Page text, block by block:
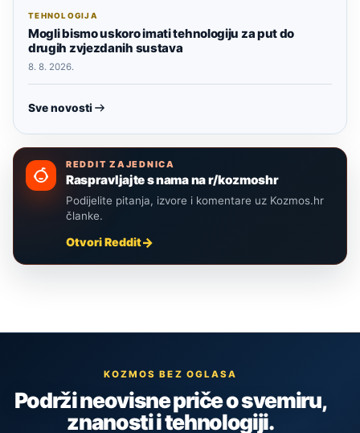
TEHNOLOGIJA
Mogli bismo uskoro imati tehnologiju za put do
drugih zvjezdanih sustava
8. 8. 2026.
Sve novosti
REDDIT ZAJEDNICA
Raspravljajte s nama na r/kozmoshr
Podijelite pitanja, izvore i komentare uz Kozmos.hr
članke.
Otvori Reddit
KOZMOS BEZ OGLASA
Podrži neovisne priče o svemiru,
znanosti i tehnologiji.